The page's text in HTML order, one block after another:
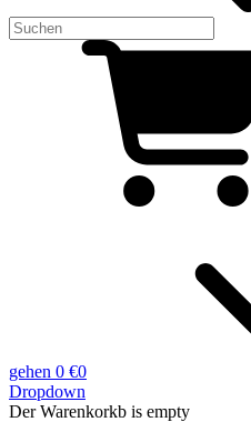
gehen 0 €0
Dropdown
Der Warenkorkb is empty